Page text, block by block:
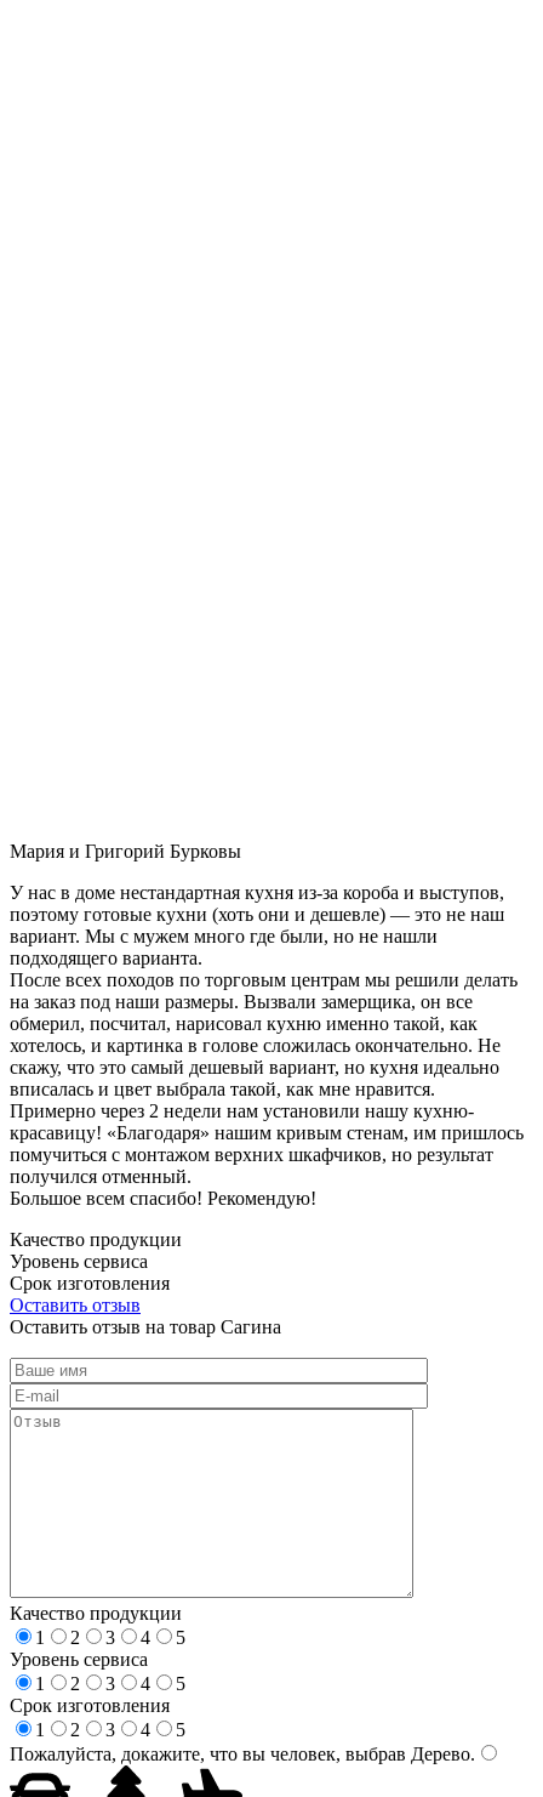
Мария и Григорий Бурковы
У нас в доме нестандартная кухня из-за короба и выступов,
поэтому готовые кухни (хоть они и дешевле) — это не наш
вариант. Мы с мужем много где были, но не нашли
подходящего варианта.
После всех походов по торговым центрам мы решили делать
на заказ под наши размеры. Вызвали замерщика, он все
обмерил, посчитал, нарисовал кухню именно такой, как
хотелось, и картинка в голове сложилась окончательно. Не
скажу, что это самый дешевый вариант, но кухня идеально
вписалась и цвет выбрала такой, как мне нравится.
Примерно через 2 недели нам установили нашу кухню-
красавицу! «Благодаря» нашим кривым стенам, им пришлось
помучиться с монтажом верхних шкафчиков, но результат
получился отменный.
Большое всем спасибо! Рекомендую!
Качество продукции
Уровень сервиса
Срок изготовления
Оставить отзыв
Оставить отзыв на товар Сагина
Качество продукции
1
2 3 4
5
Уровень сервиса
1
2 3 4
5
Срок изготовления
1
2 3 4
5
Пожалуйста, докажите, что вы человек, выбрав Дерево.